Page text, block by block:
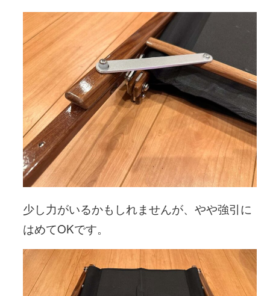
少し力がいるかもしれませんが、やや強引に
はめてOKです。